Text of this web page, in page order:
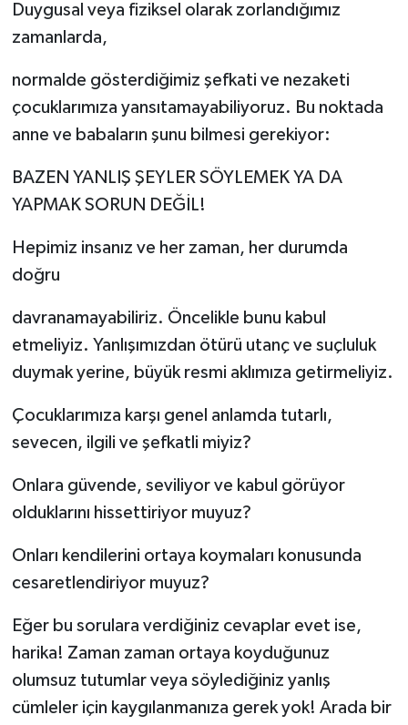
Duygusal veya fiziksel olarak zorlandığımız
zamanlarda,
normalde gösterdiğimiz şefkati ve nezaketi
çocuklarımıza yansıtamayabiliyoruz. Bu noktada
anne ve babaların şunu bilmesi gerekiyor:
BAZEN YANLIŞ ŞEYLER SÖYLEMEK YA DA
YAPMAK SORUN DEĞİL!
Hepimiz insanız ve her zaman, her durumda
doğru
davranamayabiliriz. Öncelikle bunu kabul
etmeliyiz. Yanlışımızdan ötürü utanç ve suçluluk
duymak yerine, büyük resmi aklımıza getirmeliyiz.
Çocuklarımıza karşı genel anlamda tutarlı,
sevecen, ilgili ve şefkatli miyiz?
Onlara güvende, seviliyor ve kabul görüyor
olduklarını hissettiriyor muyuz?
Onları kendilerini ortaya koymaları konusunda
cesaretlendiriyor muyuz?
Eğer bu sorulara verdiğiniz cevaplar evet ise,
harika! Zaman zaman ortaya koyduğunuz
olumsuz tutumlar veya söylediğiniz yanlış
cümleler için kaygılanmanıza gerek yok! Arada bir
ÖZEL HABER
SAĞLIK
SPOR
TİCARET
YAŞAM